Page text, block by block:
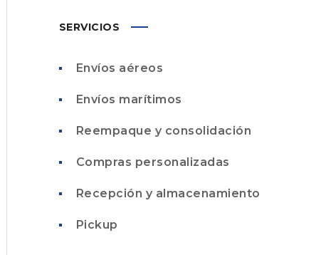
SERVICIOS
Envíos aéreos
Envíos marítimos
Reempaque y consolidación
Compras personalizadas
Recepción y almacenamiento
Pickup